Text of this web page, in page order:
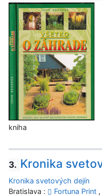
kniha
3. Kronika
Kronika svetových dejín
Bratislava :
Fortuna Print